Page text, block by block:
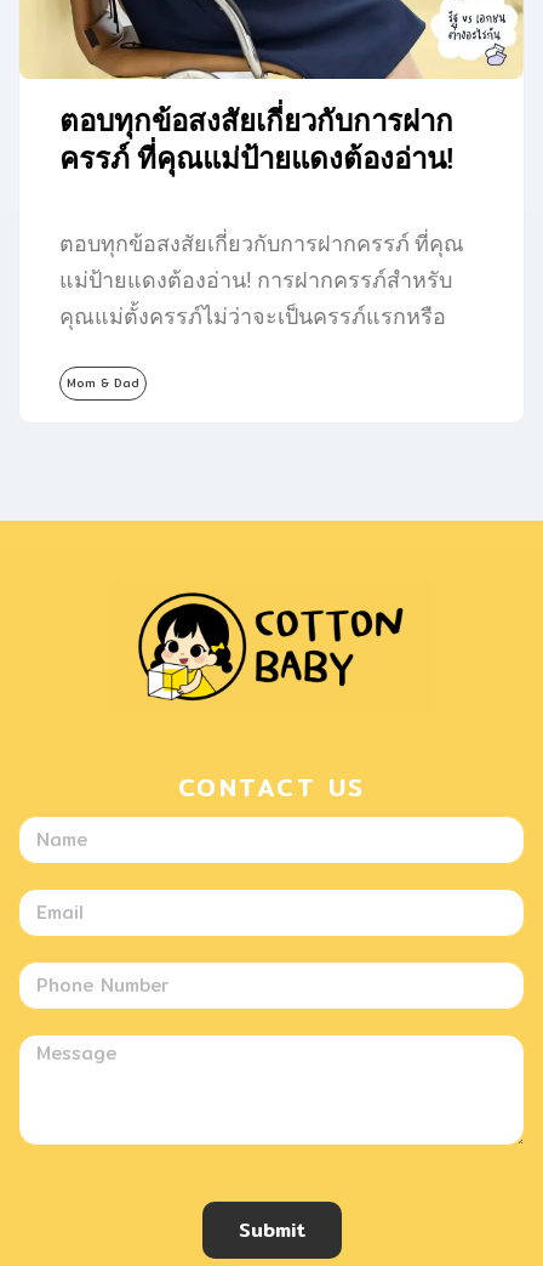
ตอบทุกข้อสงสัยเกี่ยวกับการฝาก
ครรภ์ ที่คุณแม่ป้ายแดงต้องอ่าน!
ตอบทุกข้อสงสัยเกี่ยวกับการฝากครรภ์ ที่คุณ
แม่ป้ายแดงต้องอ่าน! การฝากครรภ์สำหรับ
คุณแม่ตั้งครรภ์ไม่ว่าจะเป็นครรภ์แรกหรือ
แม่และคุณลูกมากนะคะ…
Mom & Dad
CONTACT US
Submit